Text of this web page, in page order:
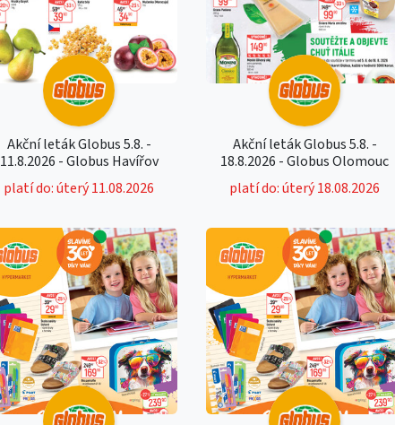
Akční leták Globus 5.8. -
11.8.2026 - Globus Havířov
platí do: úterý 11.08.2026
Akční leták Globus 5.8. -
18.8.2026 - Globus Olomouc
platí do: úterý 18.08.2026